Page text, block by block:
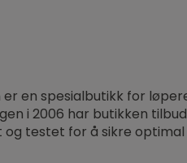
en spesialbutikk for
i 2006 har butikken
og testet for å sikre